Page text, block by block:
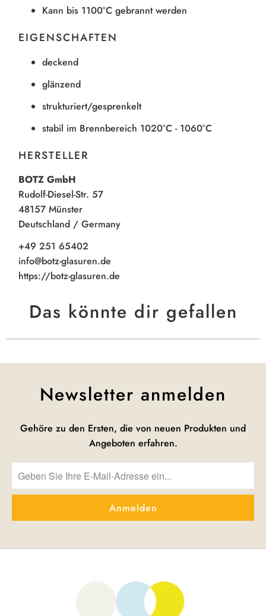
Kann bis 1100°C gebrannt werden
EIGENSCHAFTEN
deckend
glänzend
strukturiert/gesprenkelt
stabil im Brennbereich 1020°C - 1060°C
HERSTELLER
BOTZ GmbH
Rudolf-Diesel-Str. 57
48157 Münster
Deutschland / Germany
+49 251 65402
info@botz-glasuren.de
https://botz-glasuren.de
Das könnte dir gefallen
Newsletter anmelden
Gehöre zu den Ersten, die von neuen Produkten und
Angeboten erfahren.